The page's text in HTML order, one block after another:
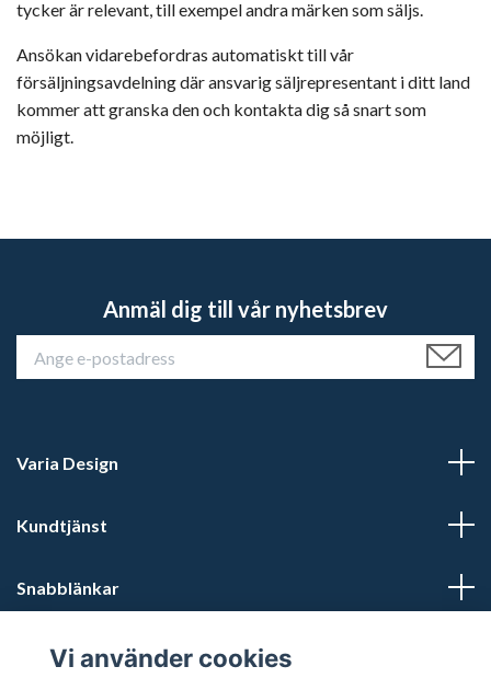
tycker är relevant, till exempel andra märken som säljs.
Ansökan vidarebefordras automatiskt till vår
försäljningsavdelning där ansvarig säljrepresentant i ditt land
kommer att granska den och kontakta dig så snart som
möjligt.
Anmäl dig till vår nyhetsbrev
Varia Design
Kundtjänst
Snabblänkar
Sociala medier
Vi använder cookies